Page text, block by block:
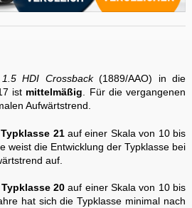
HDI Crossback(1889/AAO) in die
ist mittelmäßig . Für die vergangenen
Aufwärtstrend.
Typklasse 21auf einer Skala von 10 bis
weist die Entwicklung der Typklasse bei
auf.
Typklasse 20 auf einer Skala von 10 bis
hat sich die Typklasse minimal nach